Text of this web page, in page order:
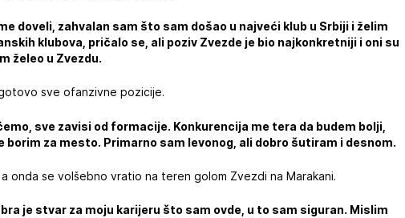
doveli, zahvalan sam što sam došao u najveći klub u Srbiji i želim
klubova, pričalo se, ali poziv Zvezde je bio najkonkretniji i oni su
želeo u Zvezdu.
sve ofanzivne pozicije.
sve zavisi od formacije. Konkurencija me tera da budem bolji,
borim za mesto. Primarno sam levonog, ali dobro šutiram i desnom.
onda se volšebno vratio na teren golom Zvezdi na Marakani.
je stvar za moju karijeru što sam ovde, u to sam siguran. Mislim